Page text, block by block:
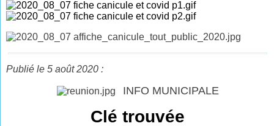
Publié le 5 août 2020 :
INFO MUNICIPALE
Clé trouvée